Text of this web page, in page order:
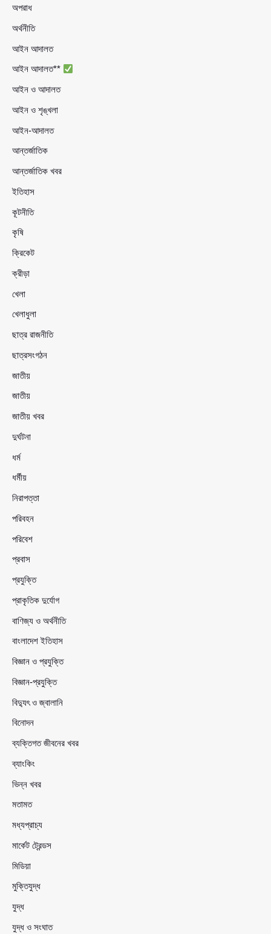
অপরাধ
অর্থনীতি
আইন আদালত
আইন আদালত**
আইন ও আদালত
আইন ও শৃঙ্খলা
আইন-আদালত
আন্তর্জাতিক
আন্তর্জাতিক খবর
ইতিহাস
কূটনীতি
কৃষি
ক্রিকেট
ক্রীড়া
খেলা
খেলাধুলা
ছাত্র রাজনীতি
ছাত্রসংগঠন
জাতীয়
জাতীয়
জাতীয় খবর
দুর্ঘটনা
ধর্ম
ধর্মীয়
নিরাপত্তা
পরিবহন
পরিবেশ
প্রবাস
প্রযুক্তি
প্রাকৃতিক দুর্যোগ
বাণিজ্য ও অর্থনীতি
বাংলাদেশ ইতিহাস
বিজ্ঞান ও প্রযুক্তি
বিজ্ঞান-প্রযুক্তি
বিদ্যুৎ ও জ্বালানি
বিনোদন
ব্যক্তিগত জীবনের খবর
ব্যাংকিং
ভিন্ন খবর
মতামত
মধ্যপ্রাচ্য
মার্কেট ট্রেন্ডস
মিডিয়া
মুক্তিযুদ্ধ
যুদ্ধ
যুদ্ধ ও সংঘাত